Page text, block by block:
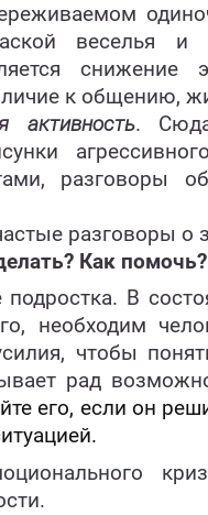
веселья и
снижение
к общению,
активность. Сюда
разговоры
разговоры о
Как помочь?
В
необходим
чтобы
рад
его, если он